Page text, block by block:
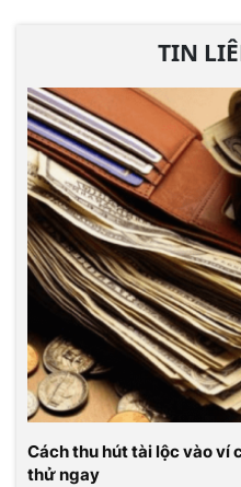
TIN
Cách thu hút tài lộc vào ví
thử ngay